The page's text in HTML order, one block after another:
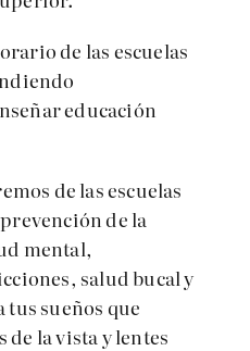
de las escuelas
educación
de las escuelas
de la
mental,
salud bucal y
sueños que
de la vista y lentes